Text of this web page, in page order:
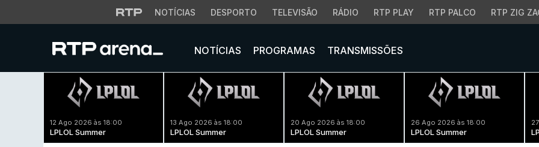
NOTÍCIAS DESPORTO TELEVISÃO RÁDIO RTP PLAY RTP PALCO RTP ZIG
NOTÍCIAS PROGRAMAS TRANSMISSÕES
12 Ago 2026 às 18:00
LPLOL Summer
13 Ago 2026 às 18:00
LPLOL Summer
20 Ago 2026 às 18:00
LPLOL Summer
26 Ago 2026 às 18:00
LPLOL Summer